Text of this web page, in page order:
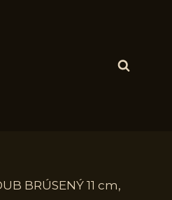
BRÚSENÝ 11 cm,